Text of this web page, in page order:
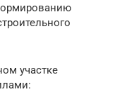
участке